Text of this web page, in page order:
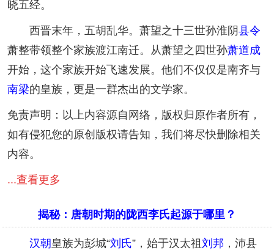
晓五经。
西晋末年，五胡乱华。萧望之十三世孙淮阴县令
萧整带领整个家族渡江南迁。从萧望之四世孙萧道成
开始，这个家族开始飞速发展。他们不仅仅是南齐与
南梁的皇族，更是一群杰出的文学家。
免责声明：以上内容源自网络，版权归原作者所有，
如有侵犯您的原创版权请告知，我们将尽快删除相关
内容。
...查看更多
揭秘：唐朝时期的陇西李氏起源于哪里？
汉朝皇族为彭城“刘氏”，始于汉太祖刘邦 ，沛县